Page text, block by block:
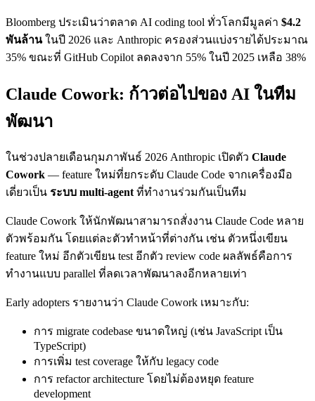
Bloomberg ประเมินว่าตลาด AI coding tool ทั่วโลกมีมูลค่า $4.2
พันล้านในปี 2026 และ Anthropic ครองส่วนแบ่งรายได้ประมาณ
35% ขณะที่ GitHub Copilot ลดลงจาก 55% ในปี 2025 เหลือ 38%
Claude Cowork: ก้าวต่อไปของ AI ในทีม
พัฒนา
ในช่วงปลายเดือนกุมภาพันธ์ 2026 Anthropic เปิดตัว Claude
Cowork — feature ใหม่ที่ยกระดับ Claude Code จากเครื่องมือ
เดี่ยวเป็น ระบบ multi-agentที่ทำงานร่วมกันเป็นทีม
Claude Cowork ให้นักพัฒนาสามารถสั่งงาน Claude Code หลาย
ตัวพร้อมกัน โดยแต่ละตัวทำหน้าที่ต่างกัน เช่น ตัวหนึ่งเขียน
feature ใหม่ อีกตัวเขียน test อีกตัว review code ผลลัพธ์คือการ
ทำงานแบบ parallel ที่ลดเวลาพัฒนาลงอีกหลายเท่า
Early adopters รายงานว่า Claude Cowork เหมาะกับ:
การ migrate codebase ขนาดใหญ่ (เช่น JavaScript เป็น
TypeScript)
การเพิ่ม test coverage ให้กับ legacy code
การ refactor architecture โดยไม่ต้องหยุด feature
development